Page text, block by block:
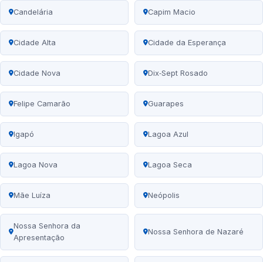
Candelária Capim Macio
Cidade Alta Cidade da Esperança
Cidade Nova Dix‑Sept Rosado
Felipe Camarão Guarapes
Igapó Lagoa Azul
Lagoa Nova Lagoa Seca
Mãe Luíza Neópolis
Nossa Senhora da
Apresentação
Nossa Senhora de Nazaré